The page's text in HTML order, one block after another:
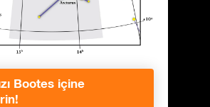
Bootes içine